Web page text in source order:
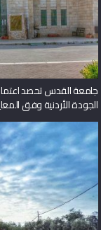
جامعة القدس تحصد
الجودة الأردنية وفق